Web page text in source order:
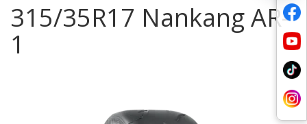
315/35R17 Nankang AR-
1